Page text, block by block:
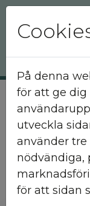
Hem
Mobilt
På denna
för att ge dig
utveckla
använder tre
nödvändiga,
för att sidan